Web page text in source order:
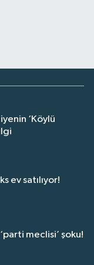
‘Köylü
ev satılıyor!
meclisi’ şoku!